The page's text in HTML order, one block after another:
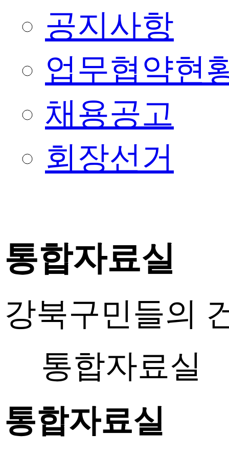
공지사항
업무협약현
채용공고
회장선거
통합자료실
강북구민들의
통합자료실
통합자료실